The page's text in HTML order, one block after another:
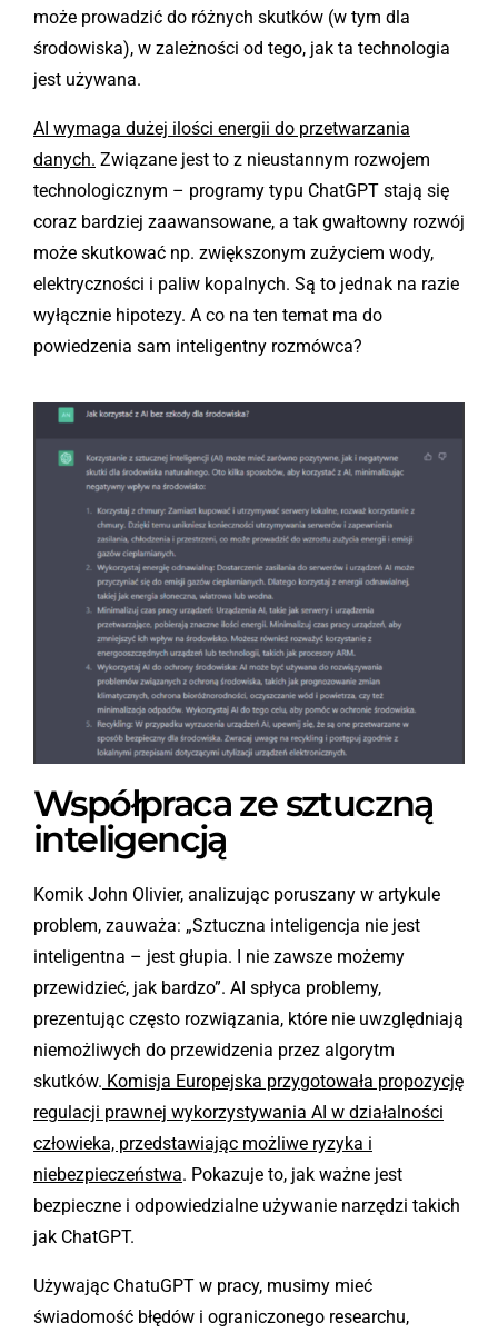
może prowadzić do różnych skutków (w tym dla
środowiska), w zależności od tego, jak ta technologia
jest używana.
AI wymaga dużej ilości energii do przetwarzania
danych. Związane jest to z nieustannym rozwojem
technologicznym – programy typu ChatGPT stają się
coraz bardziej zaawansowane, a tak gwałtowny rozwój
może skutkować np. zwiększonym zużyciem wody,
elektryczności i paliw kopalnych. Są to jednak na razie
wyłącznie hipotezy. A co na ten temat ma do
powiedzenia sam inteligentny rozmówca?
Współpraca ze sztuczną
inteligencją
Komik John Olivier, analizując poruszany w artykule
problem, zauważa: „Sztuczna inteligencja nie jest
inteligentna – jest głupia. I nie zawsze możemy
przewidzieć, jak bardzo”. AI spłyca problemy,
prezentując często rozwiązania, które nie uwzględniają
niemożliwych do przewidzenia przez algorytm
skutków. Komisja Europejska przygotowała propozycję
regulacji prawnej wykorzystywania AI w działalności
człowieka, przedstawiając możliwe ryzyka i
niebezpieczeństwa. Pokazuje to, jak ważne jest
bezpieczne i odpowiedzialne używanie narzędzi takich
jak ChatGPT.
Używając ChatuGPT w pracy, musimy mieć
świadomość błędów i ograniczonego researchu,